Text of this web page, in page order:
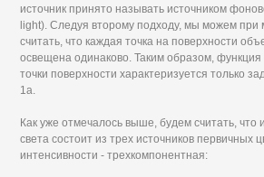
источник принято называть источником
light). Следуя второму подходу, мы можем при
считать, что каждая точка на поверхности
освещена одинаково. Таким образом,
точки поверхности характеризуется только
1а.
Как уже отмечалось выше, будем считать, что
света состоит из трех источников первичных
интенсивности - трехкомпонентная: